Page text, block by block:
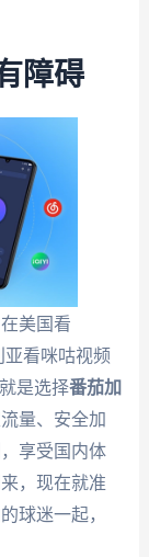
障碍
美国看
看咪咕视频
是选择番茄加
量、安全加
享受国内体
，现在就准
球迷一起，